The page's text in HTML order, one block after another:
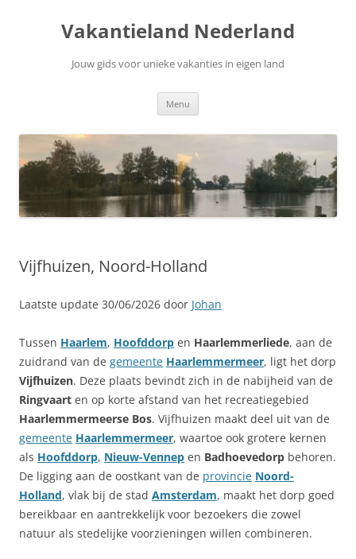
Vakantieland Nederland
Jouw gids voor unieke vakanties in eigen land
Menu
Vijfhuizen, Noord-Holland
Laatste update 30/06/2026 door Johan
Tussen Haarlem, Hoofddorp en Haarlemmerliede, aan de
zuidrand van de gemeente Haarlemmermeer, ligt het dorp
Vijfhuizen. Deze plaats bevindt zich in de nabijheid van de
Ringvaart en op korte afstand van het recreatiegebied
Haarlemmermeerse Bos. Vijfhuizen maakt deel uit van de
gemeente Haarlemmermeer, waartoe ook grotere kernen
als Hoofddorp, Nieuw-Vennep en Badhoevedorp behoren.
De ligging aan de oostkant van de provincie Noord-
Holland, vlak bij de stad Amsterdam, maakt het dorp goed
bereikbaar en aantrekkelijk voor bezoekers die zowel
natuur als stedelijke voorzieningen willen combineren.